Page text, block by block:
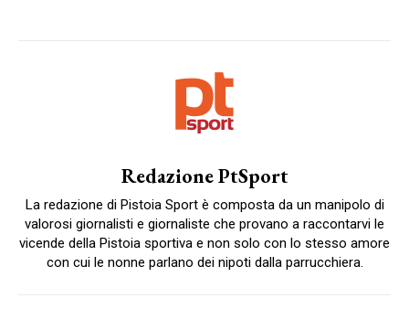
Redazione PtSport
La redazione di Pistoia Sport è composta da un manipolo di
valorosi giornalisti e giornaliste che provano a raccontarvi le
vicende della Pistoia sportiva e non solo con lo stesso amore
con cui le nonne parlano dei nipoti dalla parrucchiera.